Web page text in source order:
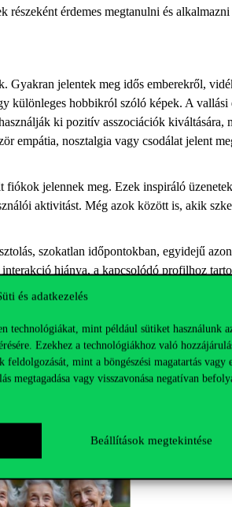
és adatkezelés
technológiákat, mint például sütiket használunk
Ezekhez a technológiákhoz való
feldolgozását, mint a böngészési magatartás vagy
megtagadása vagy visszavonása negatívan
Beállítások megtekintése
érdemes megtanulni és
jelentek meg idős emberekről,
különleges hobbikról szóló képek. A
ki pozitív asszociációk kiváltására,
empátia, nosztalgia vagy csodálat jelent
jelennek meg. Ezek inspiráló
aktivitást. Még azok között is, akik
szokatlan időpontokban, egyidejű
hiánya, a kapcsolódó profilhoz
képekre.